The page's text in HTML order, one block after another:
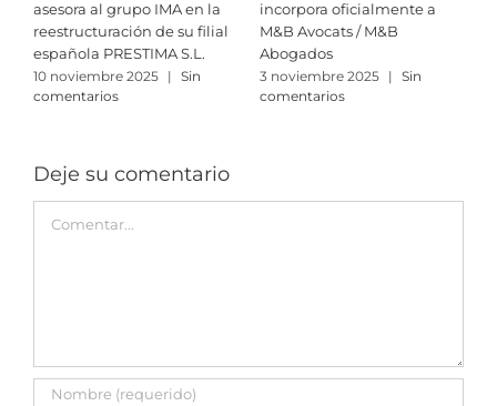
asesora al grupo IMA en la
reestructuración de su filial
española PRESTIMA S.L.
10 noviembre 2025 | Sin
comentarios
incorpora oficialmente a
M&B Avocats / M&B
Abogados
3 noviembre 2025 | Sin
comentarios
Deje su comentario